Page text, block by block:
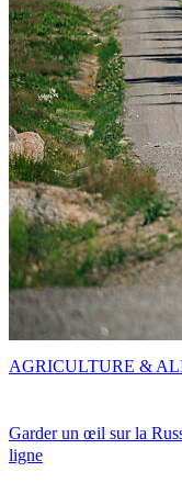
Garder un œil sur la
ligne
AGRICULTURE &